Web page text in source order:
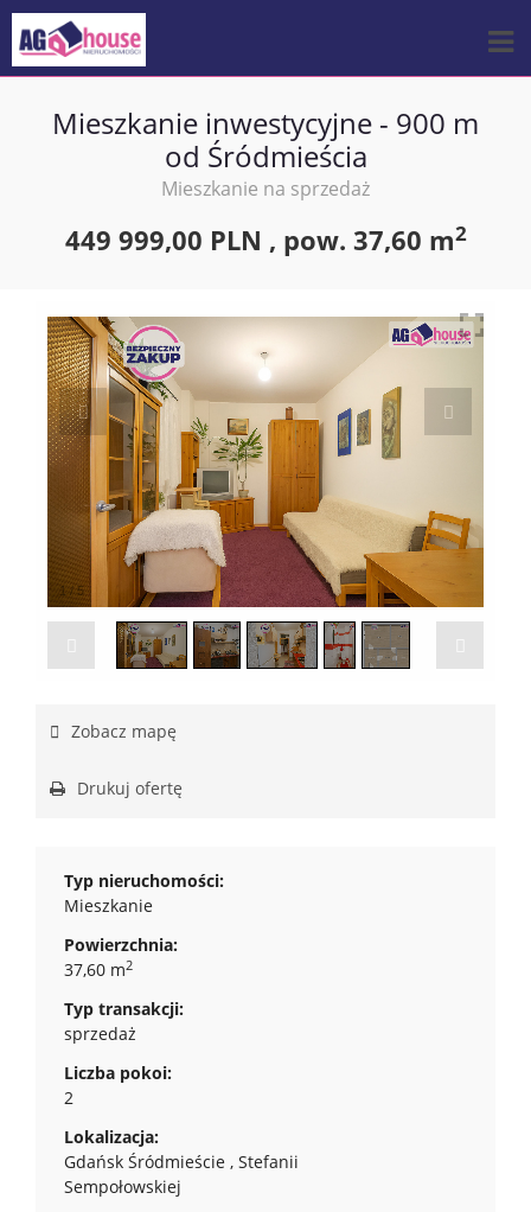
Mieszkanie inwestycyjne - 900 m
od Śródmieścia
Mieszkanie na sprzedaż
449 999,00 PLN , pow. 37,60 m2
1 /5
Zobacz mapę
Drukuj ofertę
Typ nieruchomości:
Mieszkanie
Powierzchnia:
37,60 m2
Typ transakcji:
sprzedaż
Liczba pokoi:
2
Lokalizacja:
Gdańsk Śródmieście , Stefanii
Sempołowskiej